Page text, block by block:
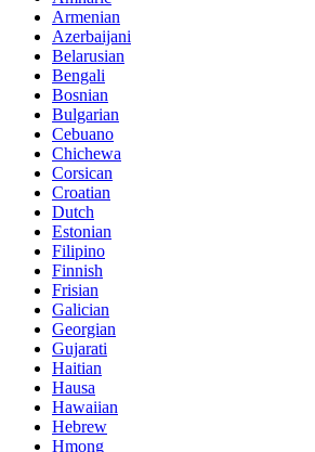
Armenian
Azerbaijani
Belarusian
Bengali
Bosnian
Bulgarian
Cebuano
Chichewa
Corsican
Croatian
Dutch
Estonian
Filipino
Finnish
Frisian
Galician
Georgian
Gujarati
Haitian
Hausa
Hawaiian
Hebrew
Hmong